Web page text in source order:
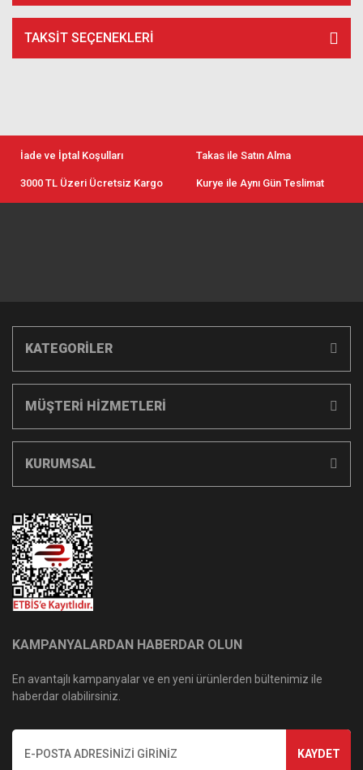
TAKSIT SEÇENEKLERI
İade ve İptal Koşulları Takas ile Satın Alma
3000 TL Üzeri Ücretsiz Kargo Kurye ile Aynı Gün Teslimat
KATEGORİLER
MÜŞTERİ HİZMETLERİ
KURUMSAL
KAMPANYALARDAN HABERDAR OLUN
En avantajlı kampanyalar ve en yeni ürünlerden bültenimiz ile
haberdar olabilirsiniz.
KAYDET